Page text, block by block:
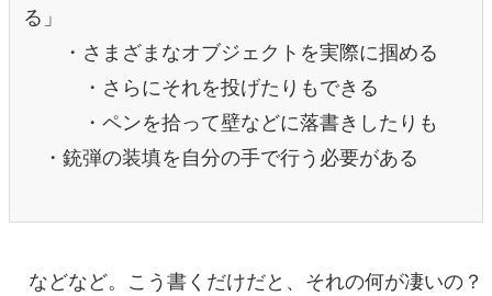
る」
・さまざまなオブジェクトを実際に掴める
・さらにそれを投げたりもできる
・ペンを拾って壁などに落書きしたりも
・銃弾の装填を自分の手で行う必要がある
などなど。こう書くだけだと、それの何が凄いの？